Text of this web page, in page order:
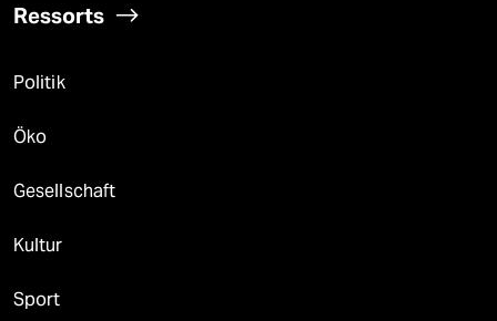
Ressorts
Politik
Öko
Gesellschaft
Kultur
Sport